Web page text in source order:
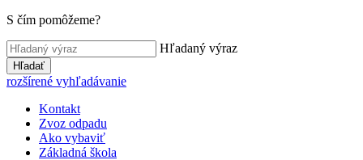
S čím pomôžeme?
Hľadaný výraz
Hľadať
rozšírené vyhľadávanie
Kontakt
Zvoz odpadu
Ako vybaviť
Základná škola